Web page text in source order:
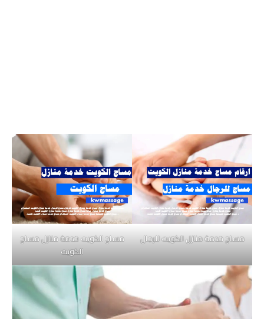
مساج خدمة منازل الكويت للرجال
مساج الكويت خدمة منازل مساج
الكويت